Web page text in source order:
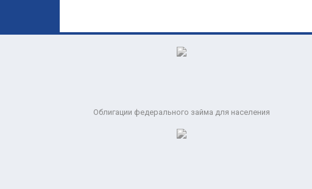
Облигации федерального займа для населения